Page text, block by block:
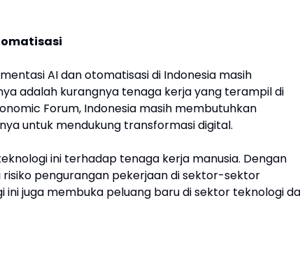
AI dan otomatisasi di Indonesia masih
adalah kurangnya tenaga kerja yang terampil di
Forum, Indonesia masih membutuhkan
untuk mendukung transformasi digital.
ini terhadap tenaga kerja manusia. Dengan
pengurangan pekerjaan di sektor-sektor
juga membuka peluang baru di sektor teknologi